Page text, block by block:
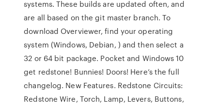
systems. These builds are updated often, and
are all based on the git master branch. To
download Overviewer, find your operating
system (Windows, Debian, ) and then select a
32 or 64 bit package. Pocket and Windows 10
get redstone! Bunnies! Doors! Here’s the full
changelog. New Features. Redstone Circuits:
Redstone Wire, Torch, Lamp, Levers, Buttons,